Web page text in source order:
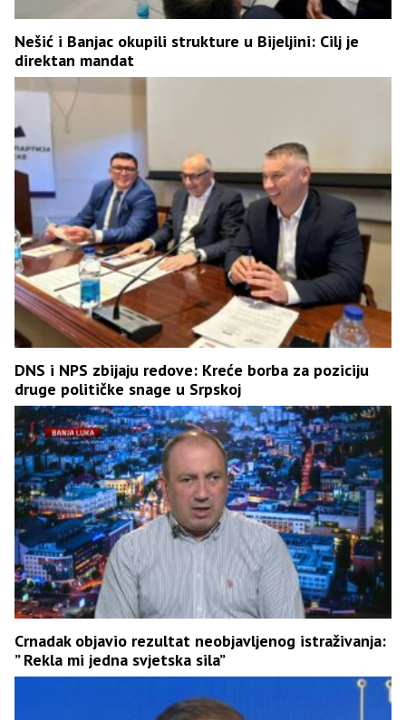
Nešić i Banjac okupili strukture u Bijeljini: Cilj je
direktan mandat
DNS i NPS zbijaju redove: Kreće borba za poziciju
druge političke snage u Srpskoj
Crnadak objavio rezultat neobjavljenog istraživanja:
” Rekla mi jedna svjetska sila”